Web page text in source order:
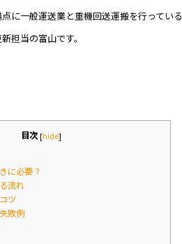
に一般運送業と重機回送運搬を行っている
担当の富山です。
目次[hide]
に必要？
流れ
ツ
敗例